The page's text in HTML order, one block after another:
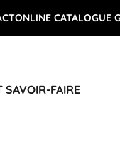
ONLINE CATALOGUE
SAVOIR-FAIRE